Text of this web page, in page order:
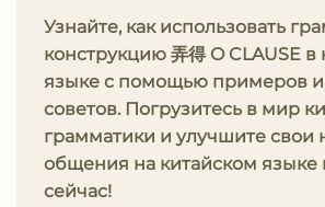
Узнайте, как использовать
конструкцию 弄得 O CLAUSE в
языке с помощью примеров
советов. Погрузитесь в мир
грамматики и улучшите свои
общения на китайском языке
сейчас!